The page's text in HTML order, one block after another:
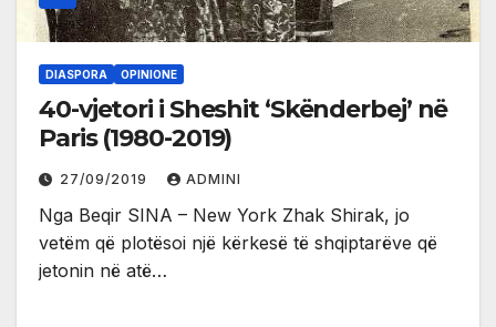
DIASPORA OPINIONE
40-vjetori i Sheshit ‘Skënderbej’ në
Paris (1980-2019)
27/09/2019 ADMINI
Nga Beqir SINA – New York Zhak Shirak, jo
vetëm që plotësoi një kërkesë të shqiptarëve që
jetonin në atë…